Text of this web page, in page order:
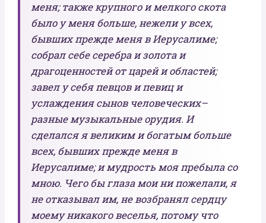
меня; также крупного и мелкого скота
было у меня больше, нежели у всех,
бывших прежде меня в Иерусалиме;
собрал себе серебра и золота и
драгоценностей от царей и областей;
завел у себя певцов и певиц и
услаждения сынов человеческих–
разные музыкальные орудия. И
сделался я великим и богатым больше
всех, бывших прежде меня в
Иерусалиме; и мудрость моя пребыла со
мною. Чего бы глаза мои ни пожелали, я
не отказывал им, не возбранял сердцу
моему никакого веселья, потому что